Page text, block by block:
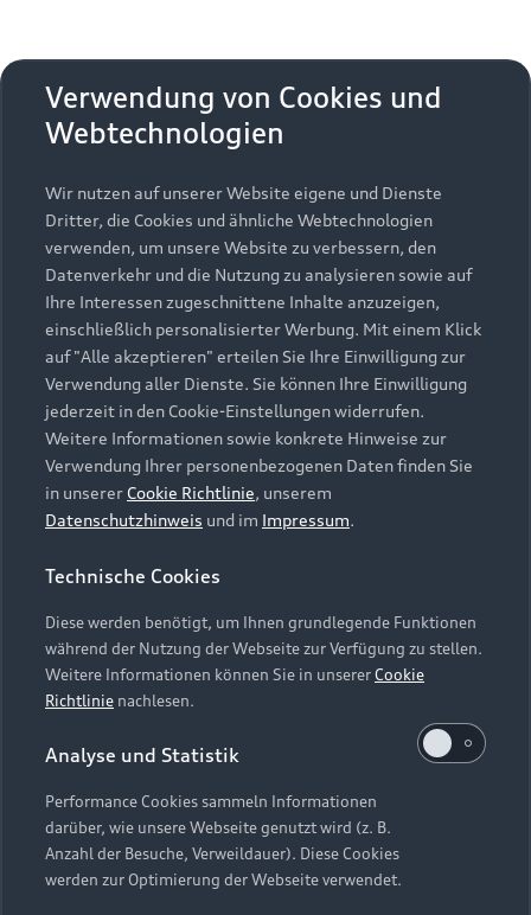
Zurück nach oben
Modelle
Alle Modelle
Modelle vergleichen
Elektromodelle
Plug-in-Hybride
Kaufen & leasen
Neuwagensuche
Gebrauchtwagensuche
Gebrauchtwagen
Finanzierung
Aktionen & Angebote
Geschäftskunden
Service & Zubehör
Saisonale Angebote
Audi Services
Garantie
Audi digital services
myAudi
Support
Kundenservice
Händlersuche
Audi Code
Online-Terminvereinbarung
Servicekontakt
Vertrag widerrufen
Über Audi
Unternehmen
Karriere
Investor Relations
Presse & Media Center
Datenschutz
Audi erleben
Newsletter
Impressum Rechtliches
Hinweisgebersystem
Datenschutzinformation
Cookie-Einstellungen
Cookie-Richtlinie
Barrierefreiheit
Hinweis: Die aktuelle Darstellung und Anordnung der
Embleme am Fahrzeug bei allen Abbildungen auf dieser
Webseite kann abweichen.
Verwendung von Cookies und
Webtechnologien
Wir nutzen auf unserer Website eigene und Dienste
Dritter, die Cookies und ähnliche Webtechnologien
verwenden, um unsere Website zu verbessern, den
Datenverkehr und die Nutzung zu analysieren sowie auf
Ihre Interessen zugeschnittene Inhalte anzuzeigen,
einschließlich personalisierter Werbung. Mit einem Klick
auf "Alle akzeptieren" erteilen Sie Ihre Einwilligung zur
Verwendung aller Dienste. Sie können Ihre Einwilligung
jederzeit in den Cookie-Einstellungen widerrufen.
Weitere Informationen sowie konkrete Hinweise zur
Verwendung Ihrer personenbezogenen Daten finden Sie
in unserer Cookie Richtlinie, unserem
Datenschutzhinweis und im Impressum.
Technische Cookies
Diese werden benötigt, um Ihnen grundlegende Funktionen
während der Nutzung der Webseite zur Verfügung zu stellen.
Weitere Informationen können Sie in unsererCookie
Richtlinie nachlesen.
Analyse und Statistik
Performance Cookies sammeln Informationen
darüber, wie unsere Webseite genutzt wird (z. B.
Anzahl der Besuche, Verweildauer). Diese Cookies
werden zur Optimierung der Webseite verwendet.